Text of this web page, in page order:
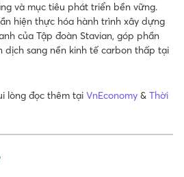
và mục tiêu phát triển bền vững.
hiện thực hóa hành trình xây dựng
của Tập đoàn Stavian, góp phần
dịch sang nền kinh tế carbon thấp tại
lòng đọc thêm tại VnEconomy & Thời